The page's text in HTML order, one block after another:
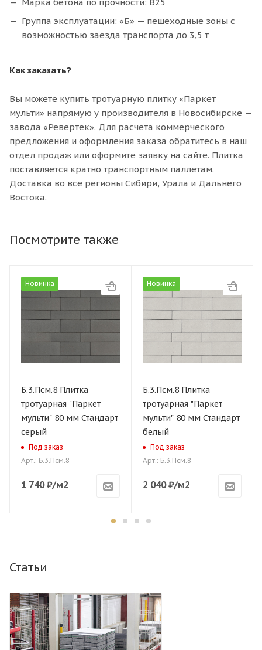
Марка бетона по прочности: В25
Группа эксплуатации: «Б» — пешеходные зоны с
возможностью заезда транспорта до 3,5 т
Как заказать?
Вы можете купить тротуарную плитку «Паркет
мульти» напрямую у производителя в Новосибирске —
завода «Ревертек». Для расчета коммерческого
предложения и оформления заказа обратитесь в наш
отдел продаж или оформите заявку на сайте. Плитка
поставляется кратно транспортным паллетам.
Доставка во все регионы Сибири, Урала и Дальнего
Востока.
Посмотрите также
Новинка
Б.3.Псм.8 Плитка
тротуарная "Паркет
мульти" 80 мм Стандарт
серый
Под заказ
Арт.: Б.3.Псм.8
1 740₽/м2
Новинка
Б.3.Псм.8 Плитка
тротуарная "Паркет
мульти" 80 мм Стандарт
белый
Под заказ
Арт.: Б.3.Псм.8
2 040₽/м2
Статьи